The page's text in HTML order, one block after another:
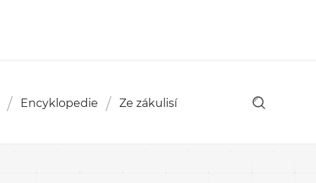
Encyklopedie Ze zákulisí